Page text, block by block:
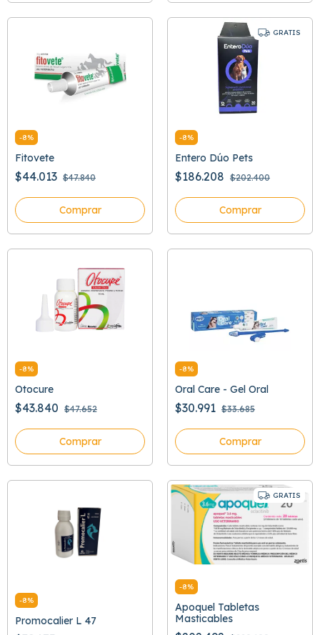
-8%
Fitovete
$44.013 $47.840
Comprar
GRATIS
-8%
Entero Dúo Pets
$186.208 $202.400
Comprar
-8%
Otocure
$43.840 $47.652
Comprar
-8%
Oral Care - Gel Oral
$30.991 $33.685
Comprar
-8%
Promocalier L 47
GRATIS
-8%
Apoquel Tabletas
Masticables